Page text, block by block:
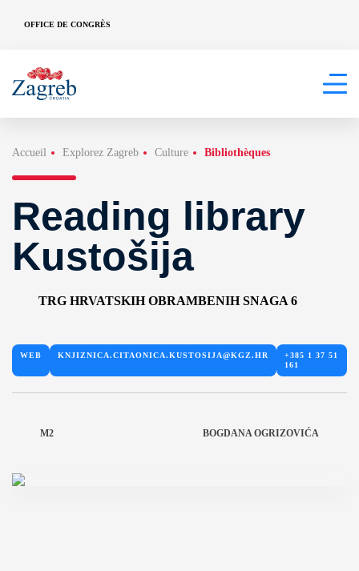
OFFICE DE CONGRÈS
Accueil Explorez Zagreb Culture Bibliothèques
Reading library
Kustošija
TRG HRVATSKIH OBRAMBENIH SNAGA 6
WEB KNJIZNICA.CITAONICA.KUSTOSIJA@KGZ.HR
+385 1 37 51
161
M2 BOGDANA OGRIZOVIĆA